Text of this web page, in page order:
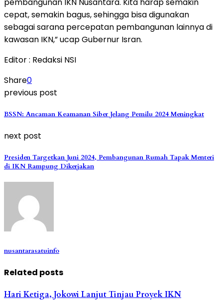
cepat, semakin bagus, sehingga bisa digunakan
sebagai sarana percepatan pembangunan lainnya di
kawasan IKN,” ucap Gubernur Isran.
Editor : Redaksi NSI
Share0
previous post
BSSN: Ancaman Keamanan Siber Jelang Pemilu 2024 Meningkat
next post
Presiden Targetkan Juni 2024, Pembangunan Rumah Tapak Menteri
di IKN Rampung Dikerjakan
nusantarasatuinfo
Related posts
Hari Ketiga, Jokowi Lanjut Tinjau Proyek IKN